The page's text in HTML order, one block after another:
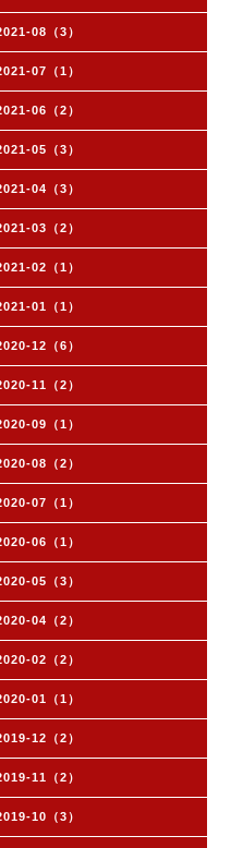
08（3）
07（1）
06（2）
05（3）
04（3）
03（2）
02（1）
01（1）
12（6）
11（2）
09（1）
08（2）
07（1）
06（1）
05（3）
04（2）
02（2）
01（1）
12（2）
11（2）
10（3）